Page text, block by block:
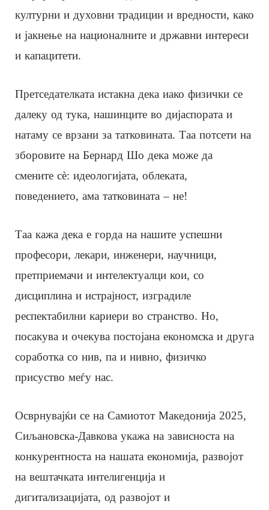
културни и духовни традиции и вредности, како
и јакнење на националните и државни интереси
и капацитети.
Претседателката истакна дека иако физички се
далеку од тука, нашинците во дијаспората и
натаму се врзани за татковината. Таа потсети на
зборовите на Бернард Шо дека може да
смените сè: идеологијата, облеката,
поведението, ама татковината – не!
Таа кажа дека е горда на нашите успешни
професори, лекари, инженери, научници,
претприемачи и интелектуалци кои, со
дисциплина и истрајност, изградиле
респектабилни кариери во странство. Но,
посакува и очекува постојана економска и друга
соработка со нив, па и нивно, физичко
присуство меѓу нас.
Осврнувајќи се на Самиотот Македонија 2025,
Сиљановска-Давкова укажа на зависноста на
конкурентноста на нашата економија, развојот
на вештачката интелигенција и
дигитализацијата, од развојот и